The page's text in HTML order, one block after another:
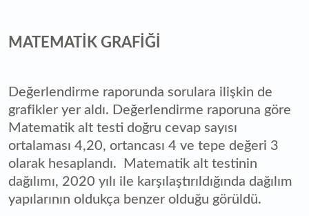
MATEMATİK GRAFİĞİ
Değerlendirme raporunda sorulara ilişkin de
grafikler yer aldı. Değerlendirme raporuna göre
Matematik alt testi doğru cevap sayısı
ortalaması 4,20, ortancası 4 ve tepe değeri 3
olarak hesaplandı. Matematik alt testinin
dağılımı, 2020 yılı ile karşılaştırıldığında dağılım
yapılarının oldukça benzer olduğu görüldü.